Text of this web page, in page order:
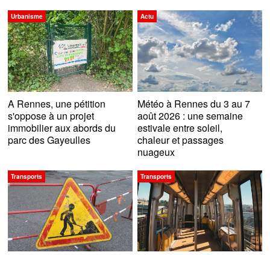
Urbanisme
A Rennes, une pétition
s'oppose à un projet
immobilier aux abords du
parc des Gayeulles
Actu
Météo à Rennes du 3 au 7
août 2026 : une semaine
estivale entre soleil,
chaleur et passages
nuageux
Transports Transports